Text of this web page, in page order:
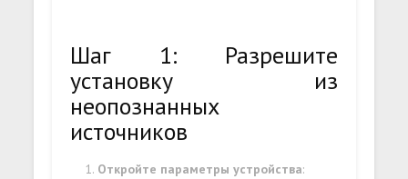
Шаг 1: Разрешите
установку из
неопознанных
источников
Откройте параметры устройства: